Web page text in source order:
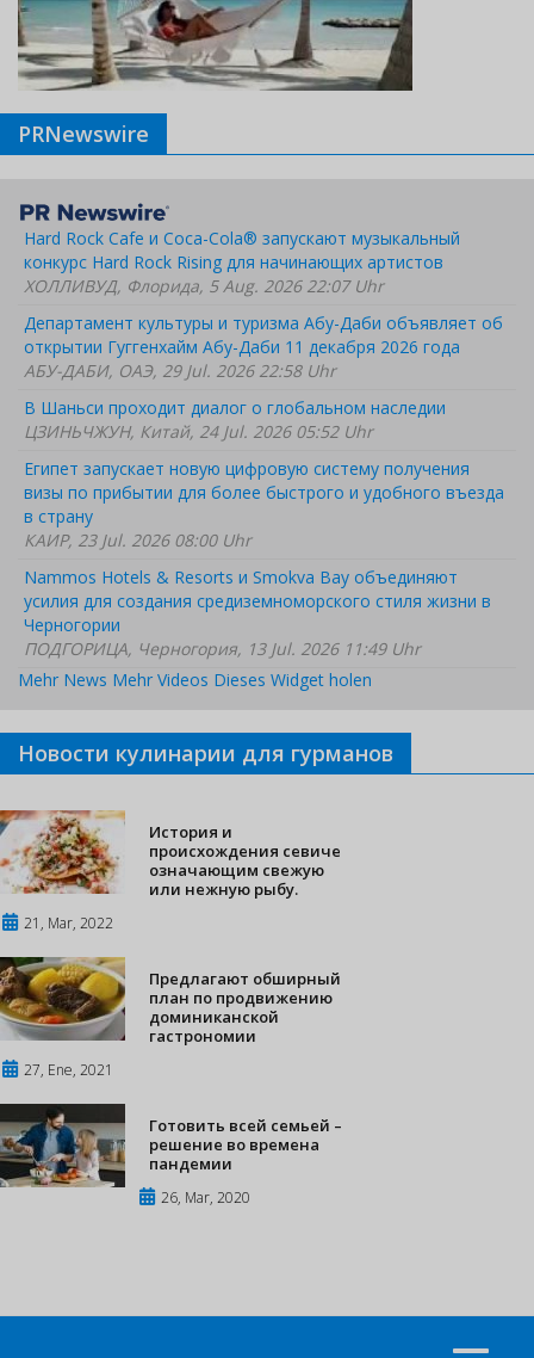
PRNewswire
Hard Rock Cafe и Coca-Cola® запускают музыкальный
конкурс Hard Rock Rising для начинающих артистов
ХОЛЛИВУД, Флорида, 5 Aug. 2026 22:07 Uhr
Департамент культуры и туризма Абу-Даби объявляет об
открытии Гуггенхайм Абу-Даби 11 декабря 2026 года
АБУ-ДАБИ, ОАЭ, 29 Jul. 2026 22:58 Uhr
В Шаньси проходит диалог о глобальном наследии
ЦЗИНЬЧЖУН, Китай, 24 Jul. 2026 05:52 Uhr
Египет запускает новую цифровую систему получения
визы по прибытии для более быстрого и удобного въезда
в страну
КАИР, 23 Jul. 2026 08:00 Uhr
Nammos Hotels & Resorts и Smokva Bay объединяют
усилия для создания средиземноморского стиля жизни в
Черногории
ПОДГОРИЦА, Черногория, 13 Jul. 2026 11:49 Uhr
Mehr News Mehr Videos Dieses Widget holen
Новости кулинарии для гурманов
История и
происхождения севиче
означающим свежую
или нежную рыбу.
21, Mar, 2022
Предлагают обширный
план по продвижению
доминиканской
гастрономии
27, Ene, 2021
Готовить всей семьей –
решение во времена
пандемии
26, Mar, 2020